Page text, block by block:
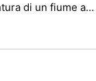
Bellezza e l'avventura di un fiume amazzonico Cruise!